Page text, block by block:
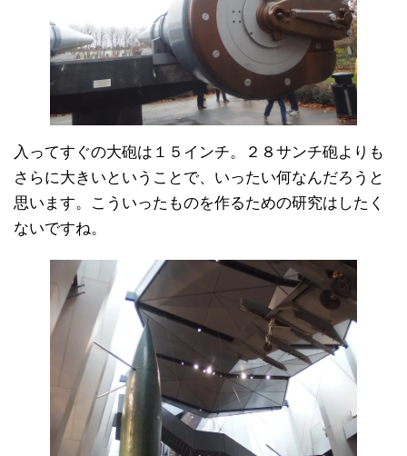
入ってすぐの大砲は１５インチ。２８サンチ砲よりも
さらに大きいということで、いったい何なんだろうと
思います。こういったものを作るための研究はしたく
ないですね。